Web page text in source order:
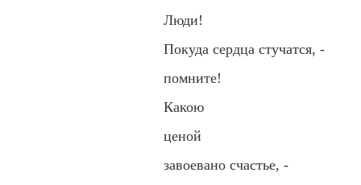
Люди!
Покуда сердца стучатся, -
помните!
Какою
ценой
завоевано счастье, -